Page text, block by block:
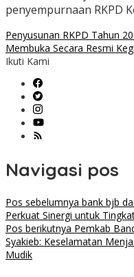
penyempurnaan RKPD
Penyusunan RKPD Tahun
Membuka Secara Resmi
Ikuti Kami
Navigasi pos
Pos sebelumnya bank bjb
Perkuat Sinergi untuk
Pos berikutnya Pemkab
Syakieb: Keselamatan
Mudik